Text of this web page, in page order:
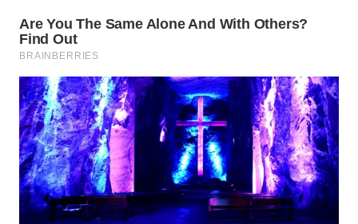
WN
BOGOR
WN
DEPOK
WN
TAPANULI
UTARA
WN